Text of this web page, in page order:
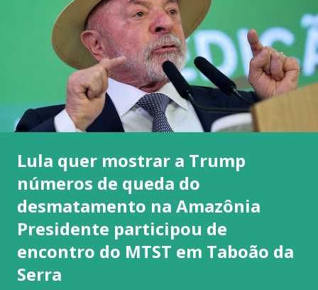
Lula quer mostrar a Trump
números de queda do
desmatamento na Amazônia
Presidente participou de
encontro do MTST em Taboão da
Serra